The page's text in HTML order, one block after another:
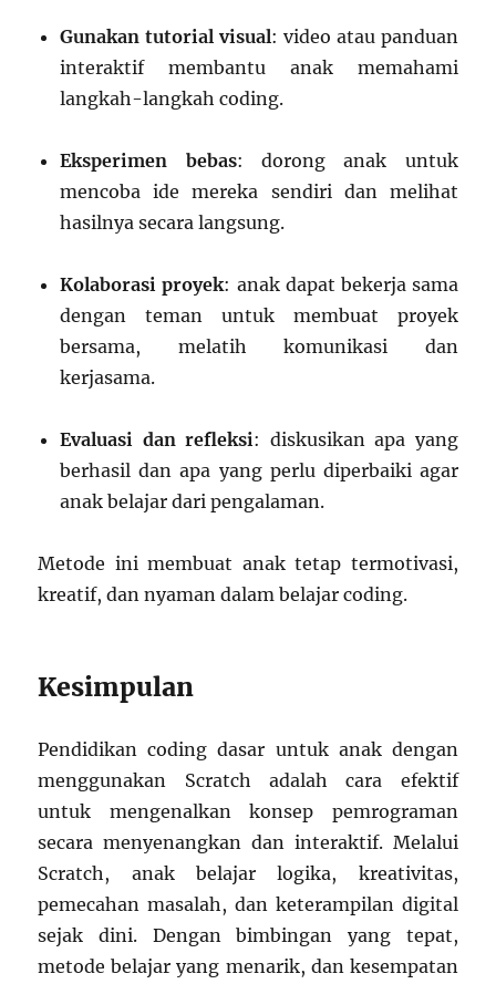
Gunakan tutorial visual: video atau panduan
interaktif membantu anak memahami
langkah-langkah coding.
Eksperimen bebas: dorong anak untuk
mencoba ide mereka sendiri dan melihat
hasilnya secara langsung.
Kolaborasi proyek: anak dapat bekerja sama
dengan teman untuk membuat proyek
bersama, melatih komunikasi dan
kerjasama.
Evaluasi dan refleksi: diskusikan apa yang
berhasil dan apa yang perlu diperbaiki agar
anak belajar dari pengalaman.
Metode ini membuat anak tetap termotivasi,
kreatif, dan nyaman dalam belajar coding.
Kesimpulan
Pendidikan coding dasar untuk anak dengan
menggunakan Scratch adalah cara efektif
untuk mengenalkan konsep pemrograman
secara menyenangkan dan interaktif. Melalui
Scratch, anak belajar logika, kreativitas,
pemecahan masalah, dan keterampilan digital
sejak dini. Dengan bimbingan yang tepat,
metode belajar yang menarik, dan kesempatan